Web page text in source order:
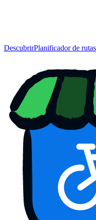
DescubrirPlanificador de rutas